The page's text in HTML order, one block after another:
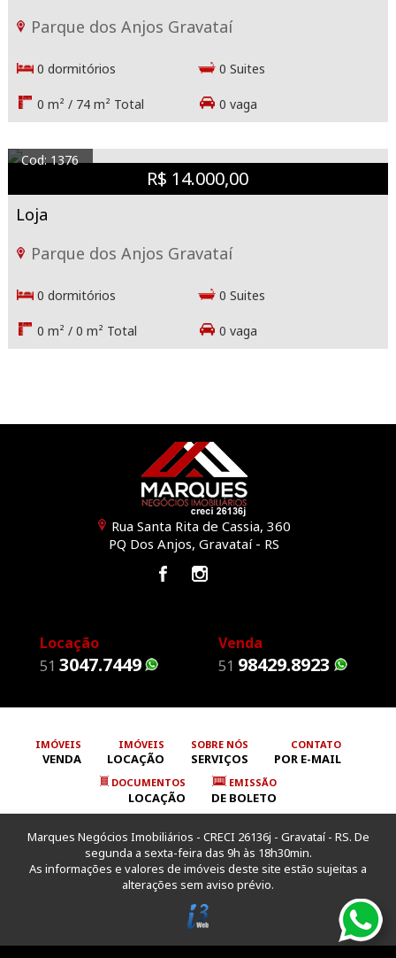
Parque dos Anjos Gravataí
0 dormitórios 0 Suites
0 m² / 74 m² Total 0 vaga
Cod: 1376
R$ 14.000,00
Loja
Parque dos Anjos Gravataí
0 dormitórios 0 Suites
0 m² / 0 m² Total 0 vaga
Rua Santa Rita de Cassia, 360
PQ Dos Anjos, Gravataí - RS
Locação
51 3047.7449
Venda
51 98429.8923
IMÓVEIS
VENDA
IMÓVEIS
LOCAÇÃO
SOBRE NÓS
SERVIÇOS
CONTATO
POR E-MAIL
DOCUMENTOS
LOCAÇÃO
EMISSÃO
DE BOLETO
Marques Negócios Imobiliários - CRECI 26136j - Gravataí - RS. De
segunda a sexta-feira das 9h às 18h30min.
As informações e valores de imóveis deste site estão sujeitas a
alterações sem aviso prévio.